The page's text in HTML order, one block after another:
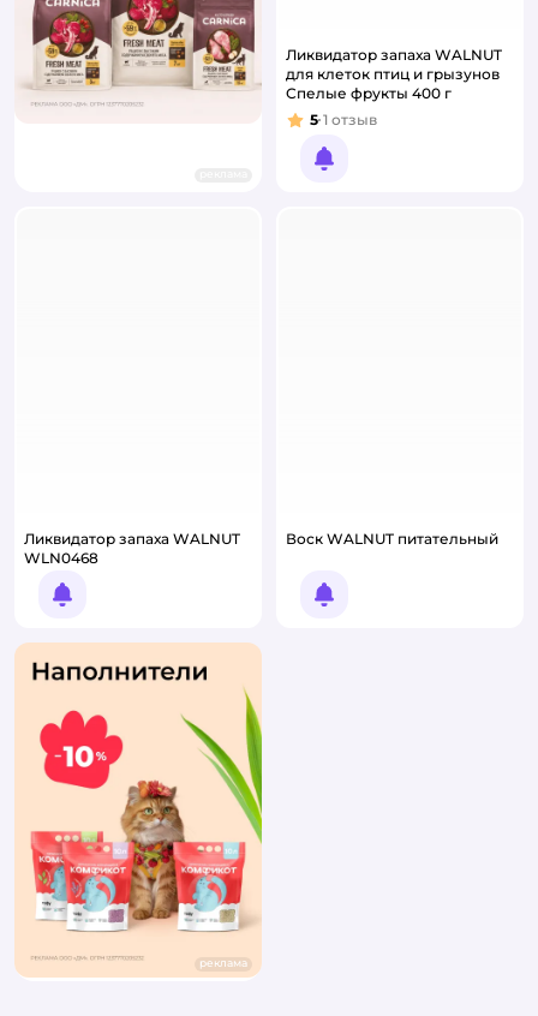
Ликвидатор запаха WALNUT
для клеток птиц и грызунов
Спелые фрукты 400 г
Рейтинг:
5 1 отзыв
Уведомить о появлении
Ликвидатор запаха WALNUT
WLN0468
Уведомить о появлении
Воск WALNUT питательный
Уведомить о появлении
реклама